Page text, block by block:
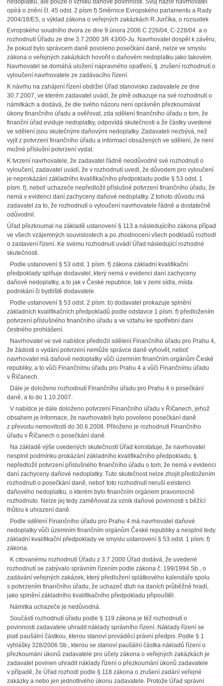
nedoplatku, ale pouze o vzniku daňové povinnosti. Svůj názor navrhovatel
opírá o znění čl. 45 odst. 2 písm f) Směrnice Evropského parlamentu a Rady
2004/18/ES, o výklad zákona o veřejných zakázkách R.Jurčíka, o rozsudek
Evropského soudního dvora ze dne 9.února 2006 C 226/04, C-228/04 a o
rozhodnutí Úřadu ze dne 3.7.2000 3R 43/00-Ju. Navrhovatel dospěl k závěru,
že pokud bylo správcem daně povoleno posečkání daně, nelze ve smyslu
zákona o veřejných zakázkách hovořit o daňovém nedoplatku jako takovém.
Navrhovatel se domáhá uložení nápravného opatření, tj. zrušení rozhodnutí o
vyloučení navrhovatele ze zadávacího řízení.
K návrhu na zahájení řízení obdržel Úřad stanovisko zadavatele ze dne
30.7.2007, ve kterém zadavatel uvádí, že plně odkazuje na své rozhodnutí o
námitkách a dodává, že dle svého názoru není oprávněn přezkoumávat
úkony finančního úřadu a ověřovat, zda sdělení finančního úřadu o tom, že
finanční úřad eviduje nedoplatky, odpovídá skutečnosti a že částky uvedené
ve sdělení jsou skutečnými daňovými nedoplatky. Zadavateli nezbývá, než
vyjít z potvrzení finančního úřadu a informací obsažených ve sdělení, že není
možné příslušní potvrzení vydat.
K tvrzení navrhovatele, že zadavatel řádně neodůvodnil své rozhodnutí o
vyloučení, zadavatel uvádí, že v rozhodnutí uvedl, že důvodem pro vyloučení
je neprokázání základního kvalifikačního předpokladu podle § 53 odst. 1
písm. f), neboť uchazeče nepředložil příslušné potvrzení finančního úřadu, že
nemá v evidenci daní zachyceny daňové nedoplatky. Z tohoto důvodu má
zadavatel za to, že rozhodnutí o vyloučení navrhovatele řádně a dostatečně
odůvodnil.
Úřad přezkoumal na základě ustanovení § 113 a následujícího zákona případ
ve všech vzájemných souvislostech a po zhodnocení všech podkladů rozhodl
o zastavení řízení. Ke svému rozhodnutí uvádí Úřad následující rozhodné
skutečnosti.
Podle ustanovení § 53 odst. 1 písm. f) zákona základní kvalifikační
předpoklady splňuje dodavatel, který nemá v evidenci daní zachyceny
daňové nedoplatky, a to jak v České republice, tak v zemi sídla, místa
podnikání či bydliště dodavatele.
Podle ustanovení § 53 odst. 2 písm. b) dodavatel prokazuje splnění
základních kvalifikačních předpokladů podle odstavce 1 písm. f) předložením
potvrzení příslušného finančního úřadu a ve vztahu ke spotřební dani
čestného prohlášení.
Navrhovatel ve své nabídce předložil sdělení Finančního úřadu pro Prahu 4,
že žádosti o vydání potvrzení nemůže správce daně vyhovět, neboť
navrhovatel má daňové nedoplatky vůči územním finančním orgánům České
republiky, a to vůči Finančnímu úřadu pro Prahu 4 a vůči Finančnímu úřadu
v Říčanech.
Dále je doloženo rozhodnutí Finančního úřadu pro Prahu 4 o posečkání
daně, a to do 1.10.2007.
V nabídce je dále doloženo potvrzení Finančního úřadu v Říčanech, jehož
obsahem je informace, že navrhovateli bylo povoleno posečkání daně
z převodu nemovitostí do 30.6.2008. Přiloženo je rozhodnutí Finančního
úřadu v Říčanech o posečkání daně.
Na základě výše uvedených skutečností Úřad konstatuje, že navrhovatel
nesplnil podmínku prokázání základního kvalifikačního předpokladu, tj.
nepředložil potvrzení příslušného finančního úřadu o tom, že nemá v evidenci
daní zachyceny daňové nedoplatky. Tuto skutečnost nelze zhojit předložením
rozhodnutí o posečkání daně, neboť toto rozhodnutí neruší existenci
daňového nedoplatku, o kterém bylo finančním orgánem pravomocně
rozhodnuto. Nelze jej tedy zaměňovat za vznik daňové povinnosti s běžící
lhůtou k uhrazení daně.
Podle sdělení Finančního úřadu pro Prahu 4 má navrhovatel daňové
nedoplatky vůči územním finančním orgánům České republiky a nesplnil tedy
základní kvalifikační předpoklady ve smyslu ustanovení § 53 odst. 1 písm. f)
zákona.
K citovanému rozhodnutí Úřadu z 3.7.2000 Úřad dodává, že uvedené
rozhodnutí se zabývalo správním řízením podle zákona č. 199/1994 Sb., o
zadávání veřejných zakázek, který předložení splátkového kalendáře spolu
s potvrzením finančního úřadu, že uchazeč dluh na daních průběžně hradí,
jako splnění základního kvalifikačního předpokladu připouštěl.
Námitka uchazeče je nedůvodná.
Součástí rozhodnutí úřadu podle § 119 zákona je též rozhodnutí o
povinnosti zadavatele uhradit náklady správního řízení. Náklady řízení se
platí paušální částkou, kterou stanoví prováděcí právní předpis. Podle § 1
vyhlášky 328/2006 Sb., kterou se stanoví paušální částka nákladů řízení o
přezkoumání úkonů zadavatele pro účely zákona o veřejných zakázkách je
zadavatel povinen uhradit náklady řízení o přezkoumání úkonů zadavatele
v případě, že Úřad rozhodl podle § 118 zákona o zrušení zadání veřejné
zakázky a nebo jen jednotlivého úkonu zadavatele. Protože Úřad správní